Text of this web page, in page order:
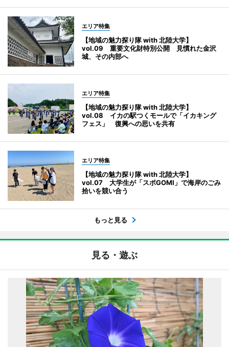
エリア特集
【地域の魅力探り隊 with 北陸大学】
vol.09 重要文化財特別公開 見慣れた金沢
城、その内部へ
エリア特集
【地域の魅力探り隊 with 北陸大学】
vol.08 イカの駅つくモールで「イカキング
フェス」 復興への思いを共有
エリア特集
【地域の魅力探り隊 with 北陸大学】
vol.07 大学生が「スポGOMI」で海岸のごみ
拾いを競い合う
もっと見る
見る・遊ぶ